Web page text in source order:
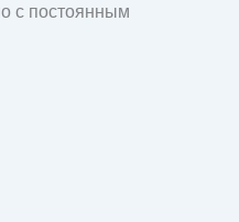
с постоянным